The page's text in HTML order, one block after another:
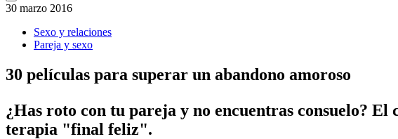
30 marzo 2016
Sexo y relaciones
Pareja y sexo
30 películas para superar un abandono amoroso
​¿Has roto con tu pareja y no encuentras consuelo?
terapia "final feliz".